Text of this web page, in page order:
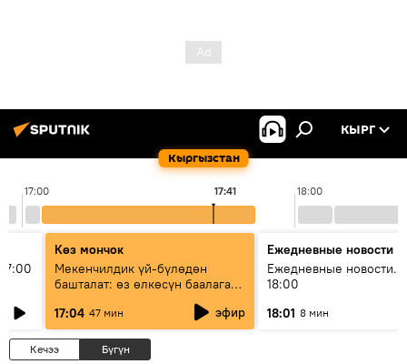
Кыргызстан
КЫРГ
17:00 18:00
17:41
Көз мончок
Мекенчилдик үй-бүлөдөн
башталат: өз өлкөсүн баалаган
муунду кантип тарбиялоо
керек?
17:04 47 мин эфир
Ежедневные новости
Ежедневные новости.
18:00
18:01 8 мин
Кечээ Бүгүн